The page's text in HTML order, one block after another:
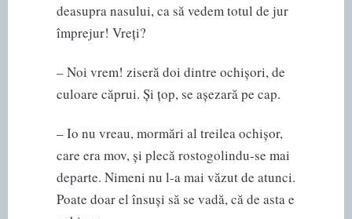
deasupra nasului, ca să vedem totul de jur
împrejur! Vreți?
– Noi vrem! ziseră doi dintre ochișori, de
culoare căprui. Și țop, se așezară pe cap.
– Io nu vreau, mormări al treilea ochișor,
care era mov, și plecă rostogolindu-se mai
departe. Nimeni nu l-a mai văzut de atunci.
Poate doar el însuși să se vadă, că de asta e